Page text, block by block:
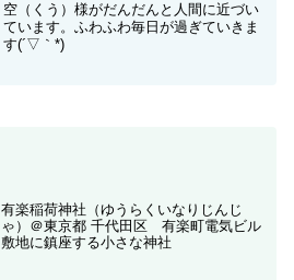
空（くう）様がだんだんと人間に近づい
ています。ふわふわ毎日が過ぎていきま
す(´▽｀*)
有楽稲荷神社（ゆうらくいなりじんじ
ゃ）＠東京都 千代田区 有楽町電気ビル
敷地に鎮座する小さな神社